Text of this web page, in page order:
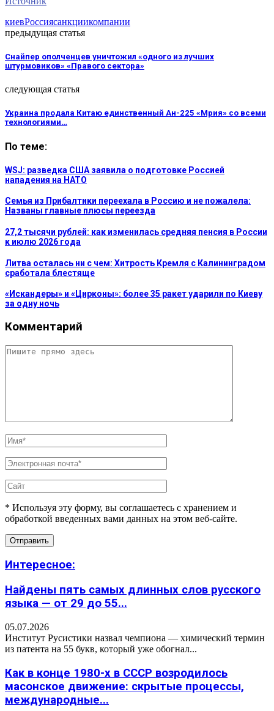
киевРоссиясанкциикомпании
предыдущая статья
Снайпер ополченцев уничтожил «одного из лучших
штурмовиков» «Правого сектора»
следующая статья
Украина продала Китаю единственный Ан-225 «Мрия» со всеми
технологиями…
По теме:
WSJ: разведка США заявила о подготовке Россией
нападения на НАТО
Семья из Прибалтики переехала в Россию и не пожалела:
Названы главные плюсы переезда
27,2 тысячи рублей: как изменилась средняя пенсия в России
к июлю 2026 года
Литва осталась ни с чем: Хитрость Кремля с Калининградом
сработала блестяще
«Искандеры» и «Цирконы»: более 35 ракет ударили по Киеву
за одну ночь
Комментарий
* Используя эту форму, вы соглашаетесь с хранением и
обработкой введенных вами данных на этом веб-сайте.
Интересное:
Найдены пять самых длинных слов русского
языка — от 29 до 55...
05.07.2026
Институт Русистики назвал чемпиона — химический термин
из патента на 55 букв, который уже обогнал...
Как в конце 1980-х в СССР возродилось
масонское движение: скрытые процессы,
международные...